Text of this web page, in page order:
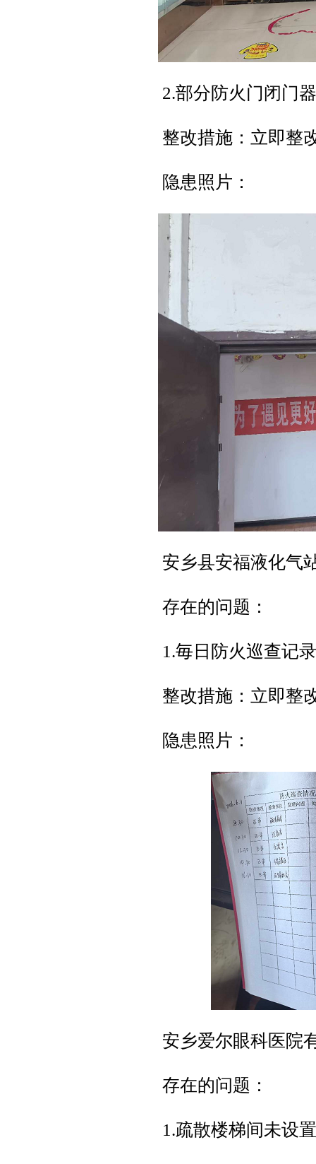
2.部分防火门闭门
整改措施：立即整
隐患照片：
安乡县安福液化气
存在的问题：
1.毎日防火巡查记
整改措施：立即整
隐患照片：
安乡爱尔眼科医院
存在的问题：
1.疏散楼梯间未设